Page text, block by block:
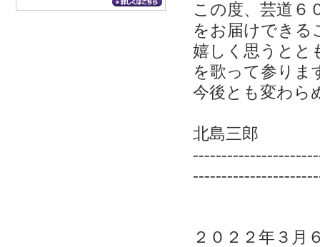
この度、芸道６
をお届けできる
嬉しく思うとと
を歌って参りま
今後とも変わら
北島三郎
２０２２年３月